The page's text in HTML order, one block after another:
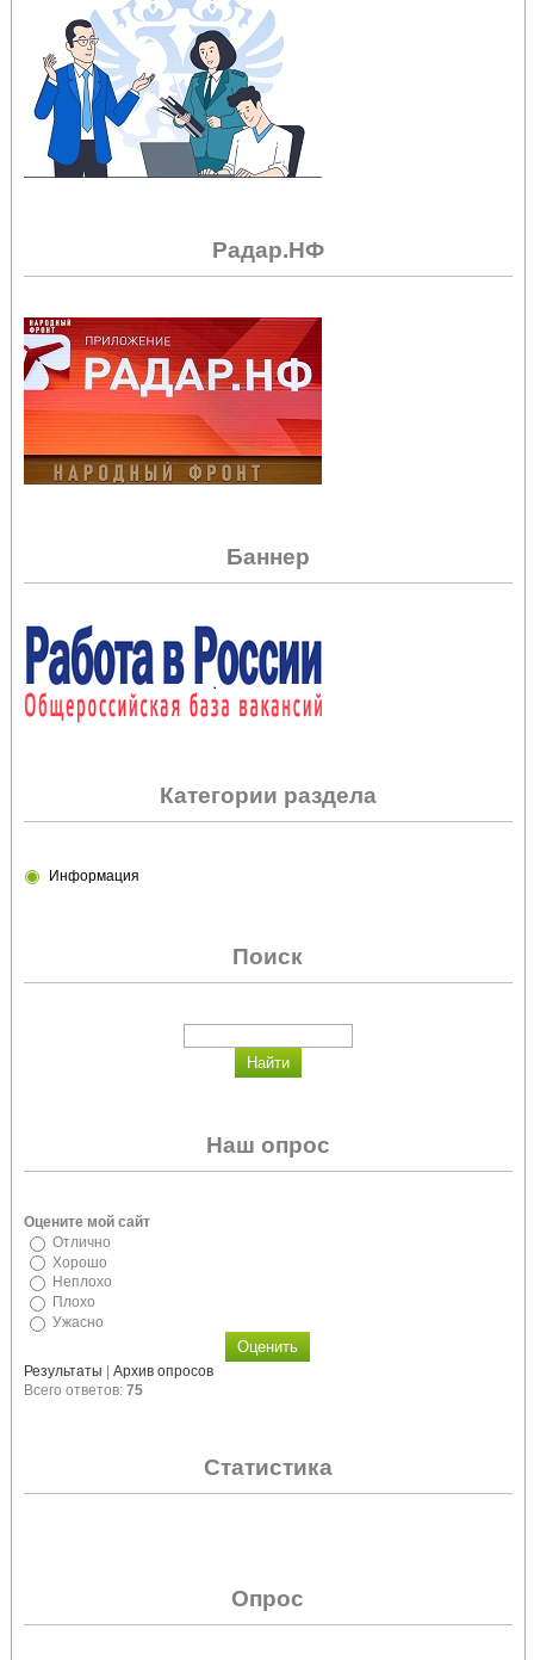
Радар.НФ
Баннер
Категории раздела
Информация
Поиск
Наш опрос
Оцените мой сайт
Отлично
Хорошо
Неплохо
Плохо
Ужасно
Результаты | Архив опросов
Всего ответов: 75
Статистика
Опрос